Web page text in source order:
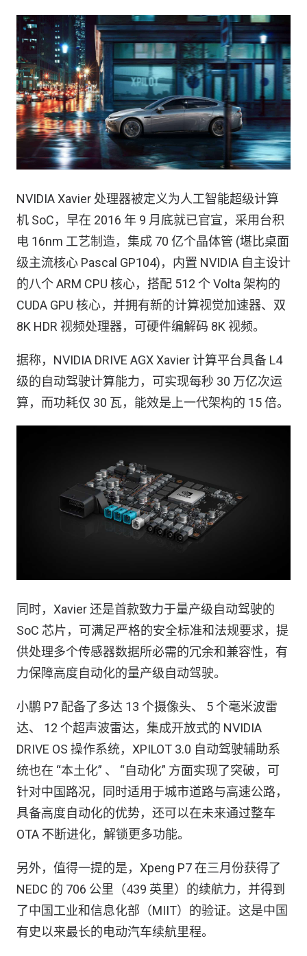
NVIDIA Xavier 处理器被定义为人工智能超级计算
机 SoC，早在 2016 年 9 月底就已官宣，采用台积
电 16nm 工艺制造，集成 70 亿个晶体管 (堪比桌面
级主流核心 Pascal GP104)，内置 NVIDIA 自主设计
的八个 ARM CPU 核心，搭配 512 个 Volta 架构的
CUDA GPU 核心，并拥有新的计算视觉加速器、双
8K HDR 视频处理器，可硬件编解码 8K 视频。
据称，NVIDIA DRIVE AGX Xavier 计算平台具备 L4
级的自动驾驶计算能力，可实现每秒 30 万亿次运
算，而功耗仅 30 瓦，能效是上一代架构的 15 倍。
同时，Xavier 还是首款致力于量产级自动驾驶的
SoC 芯片，可满足严格的安全标准和法规要求，提
供处理多个传感器数据所必需的冗余和兼容性，有
力保障高度自动化的量产级自动驾驶。
小鹏 P7 配备了多达 13 个摄像头、 5 个毫米波雷
达、 12 个超声波雷达，集成开放式的 NVIDIA
DRIVE OS 操作系统，XPILOT 3.0 自动驾驶辅助系
统也在 “本土化” 、 “自动化” 方面实现了突破，可
针对中国路况，同时适用于城市道路与高速公路，
具备高度自动化的优势，还可以在未来通过整车
OTA 不断进化，解锁更多功能。
另外，值得一提的是，Xpeng P7 在三月份获得了
NEDC 的 706 公里（439 英里）的续航力，并得到
了中国工业和信息化部（MIIT）的验证。这是中国
有史以来最长的电动汽车续航里程。